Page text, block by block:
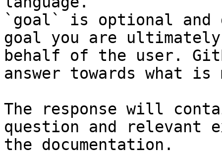
`goal` is optional and
goal you are
behalf of the user.
answer towards what
The response will
question and relevant
the documentation.